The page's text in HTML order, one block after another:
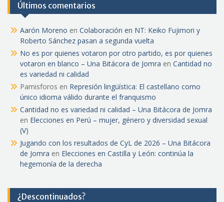
Últimos comentarios
Aarón Moreno en Colaboración en NT: Keiko Fujimori y
Roberto Sánchez pasan a segunda vuelta
No es por quienes votaron por otro partido, es por quienes
votaron en blanco – Una Bitácora de Jomra en Cantidad no
es variedad ni calidad
Pamisforos en Represión lingüística: El castellano como
único idioma válido durante el franquismo
Cantidad no es variedad ni calidad – Una Bitácora de Jomra
en Elecciones en Perú – mujer, género y diversidad sexual
(V)
Jugando con los resultados de CyL de 2026 – Una Bitácora
de Jomra en Elecciones en Castilla y León: continúa la
hegemonía de la derecha
¿Descontinuados?